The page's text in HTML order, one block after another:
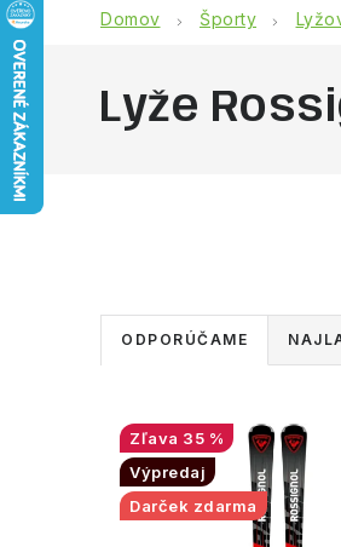
Domov Športy
Lyže
R
d
e
n
ODPORÚČAME
V
ý
35 %
Výpredaj
Darček zdarma